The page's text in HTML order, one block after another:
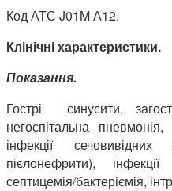
Код АТС J01M А12.
Клінічні характеристики.
Показання.
Гострі синусити,
негоспітальна
інфекції
пієлонефрити),
септицемія/бактеріємія,